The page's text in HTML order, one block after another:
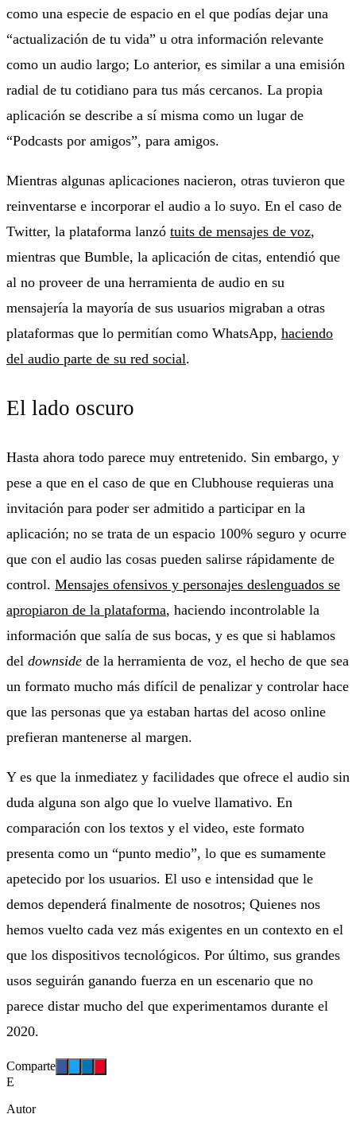
como una especie de espacio en el que podías dejar una
“actualización de tu vida” u otra información relevante
como un audio largo; Lo anterior, es similar a una emisión
radial de tu cotidiano para tus más cercanos. La propia
aplicación se describe a sí misma como un lugar de
“Podcasts por amigos”, para amigos.
Mientras algunas aplicaciones nacieron, otras tuvieron que
reinventarse e incorporar el audio a lo suyo. En el caso de
Twitter, la plataforma lanzó tuits de mensajes de voz,
mientras que Bumble, la aplicación de citas, entendió que
al no proveer de una herramienta de audio en su
mensajería la mayoría de sus usuarios migraban a otras
plataformas que lo permitían como WhatsApp, haciendo
del audio parte de su red social.
El lado oscuro
Hasta ahora todo parece muy entretenido. Sin embargo, y
pese a que en el caso de que en Clubhouse requieras una
invitación para poder ser admitido a participar en la
aplicación; no se trata de un espacio 100% seguro y ocurre
que con el audio las cosas pueden salirse rápidamente de
control. Mensajes ofensivos y personajes deslenguados se
apropiaron de la plataforma, haciendo incontrolable la
información que salía de sus bocas, y es que si hablamos
del downside de la herramienta de voz, el hecho de que sea
un formato mucho más difícil de penalizar y controlar hace
que las personas que ya estaban hartas del acoso online
prefieran mantenerse al margen.
Y es que la inmediatez y facilidades que ofrece el audio sin
duda alguna son algo que lo vuelve llamativo. En
comparación con los textos y el video, este formato
presenta como un “punto medio”, lo que es sumamente
apetecido por los usuarios. El uso e intensidad que le
demos dependerá finalmente de nosotros; Quienes nos
hemos vuelto cada vez más exigentes en un contexto en el
que los dispositivos tecnológicos. Por último, sus grandes
usos seguirán ganando fuerza en un escenario que no
parece distar mucho del que experimentamos durante el
2020.
Comparte
E
Autor